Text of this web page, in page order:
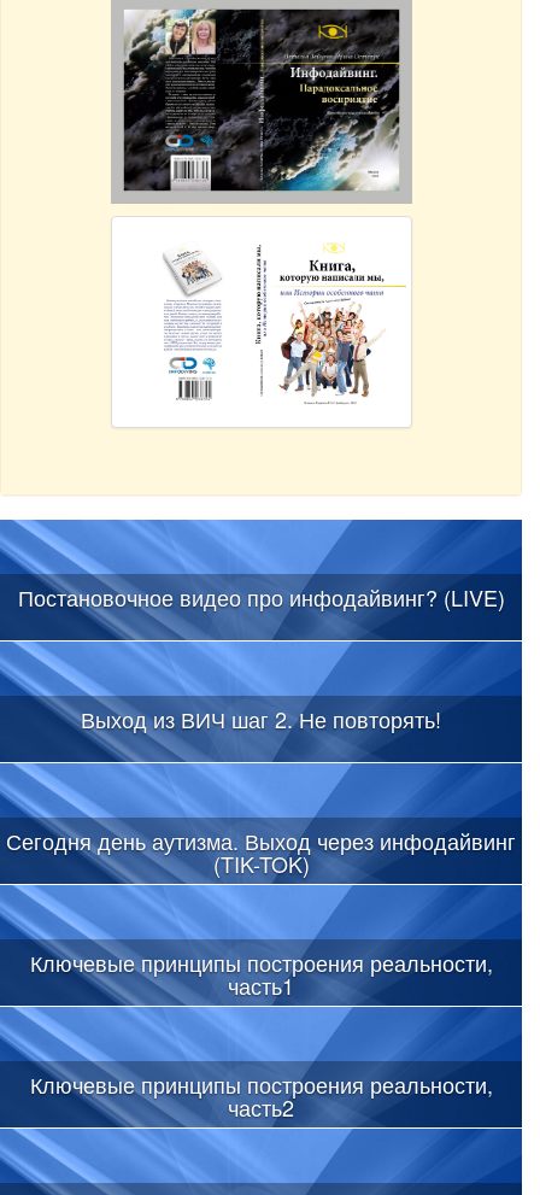
Постановочное видео про инфодайвинг? (LIVE)
Выход из ВИЧ шаг 2. Не повторять!
Сегодня день аутизма. Выход через инфодайвинг
(TIK-TOK)
Ключевые принципы построения реальности,
часть1
Ключевые принципы построения реальности,
часть2